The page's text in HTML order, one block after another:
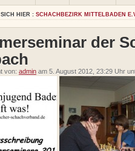
HIER : SCHACHBEZIRK MITTELBADEN
der
von: admin am 5. August 2012, 23:29 Uhr